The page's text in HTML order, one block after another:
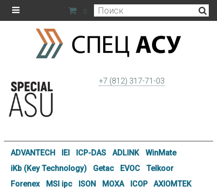
0
+7 (812) 317-71-03
ADVANTECH IEI ICP-DAS ADLINK
WinMate
iKb (Key Technology)
Getac EVOC
Telkoor
Forenex
MSI ipc ISON MOXA ICOP
AXIOMTEK